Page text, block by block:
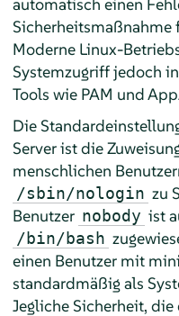
Sicherheitsmaßnahme
Moderne Linux-
Systemzugriff jedoch
Tools wie PAM und
Die
Serverist die
menschlichen
/sbin/nologin zu
Benutzer nobody ist
/bin/bash
einen Benutzer mit
standardmäßig als
Jegliche Sicherheit,